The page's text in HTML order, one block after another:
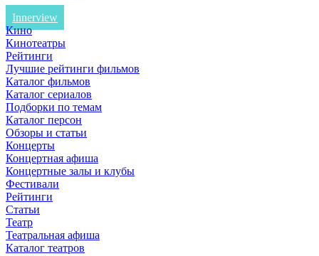
Innerview
Кино
Кинотеатры
Рейтинги
Лучшие рейтинги фильмов
Каталог фильмов
Каталог сериалов
Подборки по темам
Каталог персон
Обзоры и статьи
Концерты
Концертная афиша
Концертные залы и клубы
Фестивали
Рейтинги
Статьи
Театр
Театральная афиша
Каталог театров